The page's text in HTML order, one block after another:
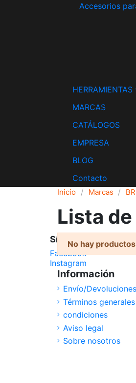
Accesorios
HERRAMIENTAS
MARCAS
CATÁLOGOS
EMPRESA
BLOG
Contacto
Inicio Marcas BR
Lista
No hay
Síguenos
Facebook
Instagram
Información
Envío/Devoluciones
Términos generales
condiciones
Aviso legal
Sobre nosotros